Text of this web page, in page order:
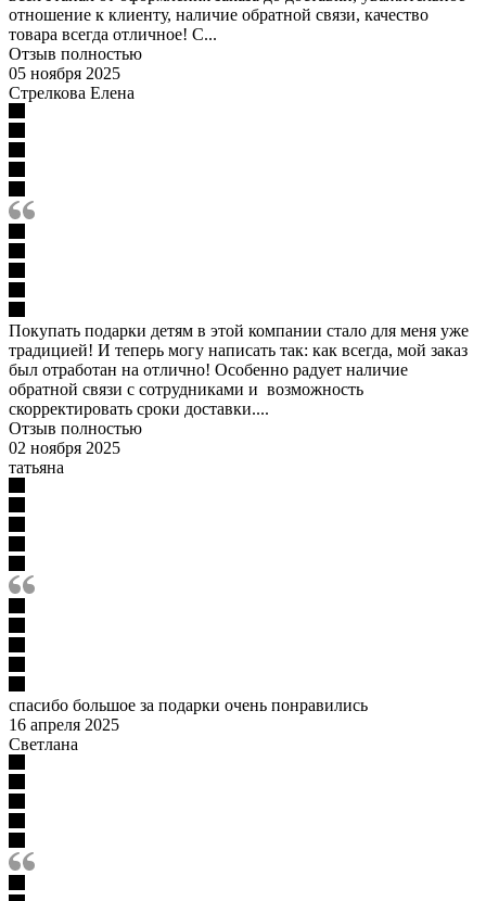
отношение к клиенту, наличие обратной связи, качество
товара всегда отличное! С...
Отзыв полностью
05 ноября 2025
Стрелкова Елена
Покупать подарки детям в этой компании стало для меня уже
традицией! И теперь могу написать так: как всегда, мой заказ
был отработан на отлично! Особенно радует наличие
обратной связи с сотрудниками и возможность
скорректировать сроки доставки....
Отзыв полностью
02 ноября 2025
татьяна
спасибо большое за подарки очень понравились
16 апреля 2025
Светлана